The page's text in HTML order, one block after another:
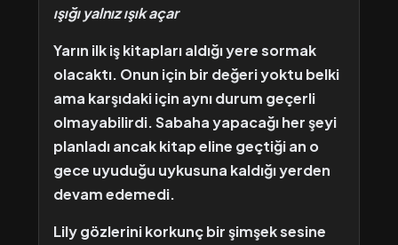
ışığı yalnız ışık açar
Yarın ilk iş kitapları aldığı yere sormak
olacaktı. Onun için bir değeri yoktu belki
ama karşıdaki için aynı durum geçerli
olmayabilirdi. Sabaha yapacağı her şeyi
planladı ancak kitap eline geçtiği an o
gece uyuduğu uykusuna kaldığı yerden
devam edemedi.
Lily gözlerini korkunç bir şimşek sesine